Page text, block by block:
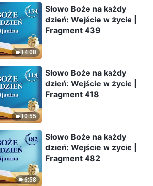
14:08
Słowo Boże na każdy
dzień: Wejście w życie |
Fragment 439
10:55
Słowo Boże na każdy
dzień: Wejście w życie |
Fragment 418
6:58
Słowo Boże na każdy
dzień: Wejście w życie |
Fragment 482